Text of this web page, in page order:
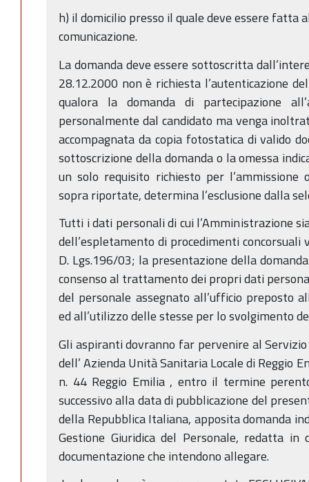
h) il domicilio presso il quale deve essere fatta
comunicazione.
La domanda deve essere sottoscritta
28.12.2000 non è richiesta l’autenticazione
qualora la domanda di partecipazione
personalmente dal candidato ma venga
accompagnata da copia fotostatica di valido
sottoscrizione della domanda o la omessa
un solo requisito richiesto per
sopra riportate, determina l’esclusione dalla
Tutti i dati personali di cui l’Amministrazione
dell’espletamento di procedimenti
D. Lgs.196/03; la presentazione della
consenso al trattamento dei propri dati
del personale assegnato all’ufficio preposto
ed all’utilizzo delle stesse per lo svolgimento
Gli aspiranti dovranno far pervenire al
dell’ Azienda Unità Sanitaria Locale di Reggio
n. 44 Reggio Emilia , entro il termine
successivo alla data di pubblicazione del
della Repubblica Italiana, apposita domanda
Gestione Giuridica del Personale, redatta
documentazione che intendono allegare.